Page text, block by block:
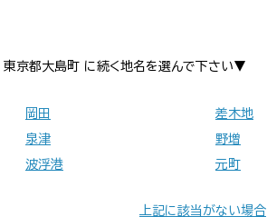
東京都大島町 に続く地名を選んで下さい▼
岡田
差木地
泉津
野増
波浮港
元町
上記に該当がない場合